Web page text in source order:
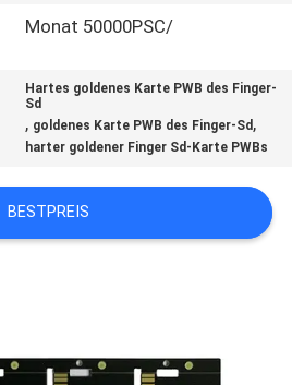
Monat 50000PSC/
Hartes goldenes Karte PWB des Finger-
Sd
, goldenes Karte PWB des Finger-Sd ,
harter goldener Finger Sd-Karte PWBs
BESTPREIS